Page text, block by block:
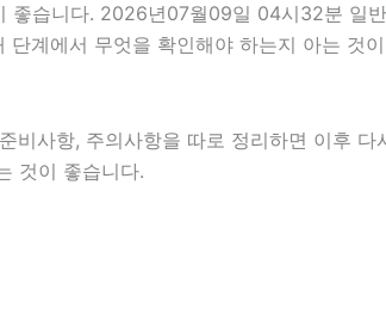
습니다. 2026년07월09일 04시32분 일
계에서 무엇을 확인해야 하는지 아는 것
사항, 주의사항을 따로 정리하면 이후
것이 좋습니다.